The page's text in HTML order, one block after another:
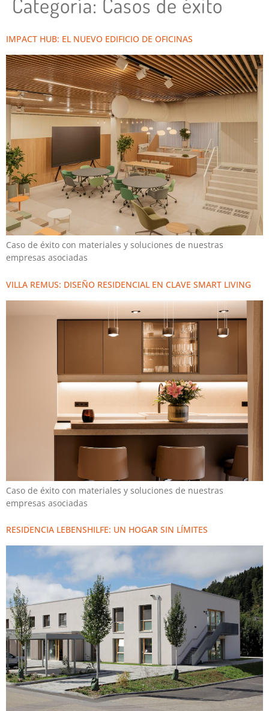
IMPACT HUB: EL NUEVO EDIFICIO DE OFICINAS
Caso de éxito con materiales y soluciones de nuestras
empresas asociadas
VILLA REMUS: DISEÑO RESIDENCIAL EN CLAVE SMART LIVING
Caso de éxito con materiales y soluciones de nuestras
empresas asociadas
RESIDENCIA LEBENSHILFE: UN HOGAR SIN LÍMITES